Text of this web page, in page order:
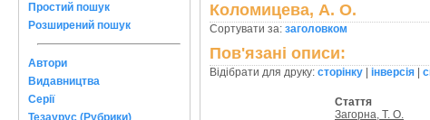
Простий пошук
Розширений пошук
Автори
Видавництва
Серії
Тезаурус (Рубрики)
Коломицева, А. О.
Сортувати за: заголовком
Пов'язані описи:
Відібрати для друку: сторінку інверсія
Стаття
Загорна, Т. О.